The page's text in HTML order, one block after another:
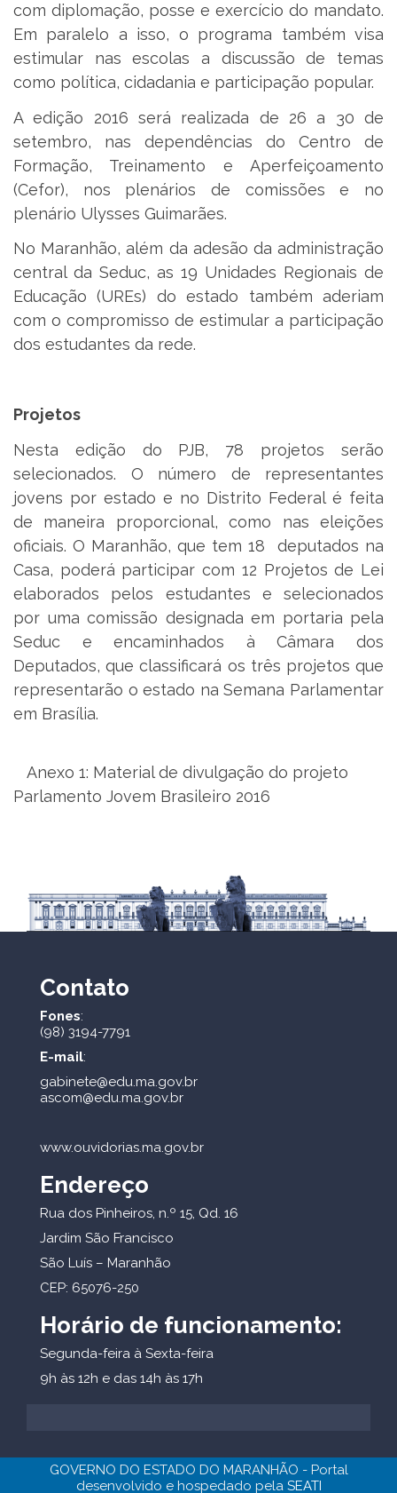
com diplomação, posse e exercício do mandato.
Em paralelo a isso, o programa também visa
estimular nas escolas a discussão de temas
como política, cidadania e participação popular.
A edição 2016 será realizada de 26 a 30 de
setembro, nas dependências do Centro de
Formação, Treinamento e Aperfeiçoamento
(Cefor), nos plenários de comissões e no
plenário Ulysses Guimarães.
No Maranhão, além da adesão da administração
central da Seduc, as 19 Unidades Regionais de
Educação (UREs) do estado também aderiam
com o compromisso de estimular a participação
dos estudantes da rede.
Projetos
Nesta edição do PJB, 78 projetos serão
selecionados. O número de representantes
jovens por estado e no Distrito Federal é feita
de maneira proporcional, como nas eleições
oficiais. O Maranhão, que tem 18 deputados na
Casa, poderá participar com 12 Projetos de Lei
elaborados pelos estudantes e selecionados
por uma comissão designada em portaria pela
Seduc e encaminhados à Câmara dos
Deputados, que classificará os três projetos que
representarão o estado na Semana Parlamentar
em Brasília.
Anexo 1: Material de divulgação do projeto
Parlamento Jovem Brasileiro 2016
Contato
Fones:
(98) 3194-7791
E-mail:
gabinete@edu.ma.gov.br
ascom@edu.ma.gov.br
www.ouvidorias.ma.gov.br
Endereço
Rua dos Pinheiros, n.º 15, Qd. 16
Jardim São Francisco
São Luís – Maranhão
CEP: 65076-250
Horário de funcionamento:
Segunda-feira à Sexta-feira
9h às 12h e das 14h às 17h
GOVERNO DO ESTADO DO MARANHÃO - Portal
desenvolvido e hospedado pela SEATI